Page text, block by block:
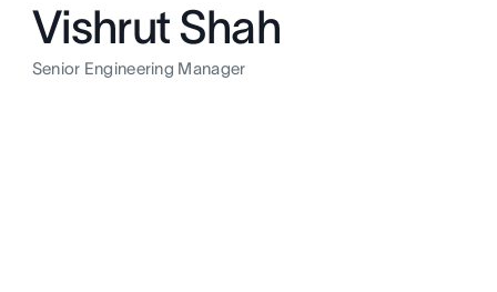
Vishrut Shah
Senior Engineering Manager